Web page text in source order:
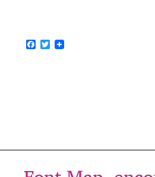
F T
w